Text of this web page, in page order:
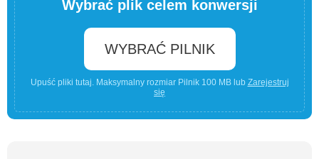
Wybrać plik celem konwersji
WYBRAĆ PILNIK
Upuść pliki tutaj. Maksymalny rozmiar Pilnik 100 MB lub Zarejestruj
się